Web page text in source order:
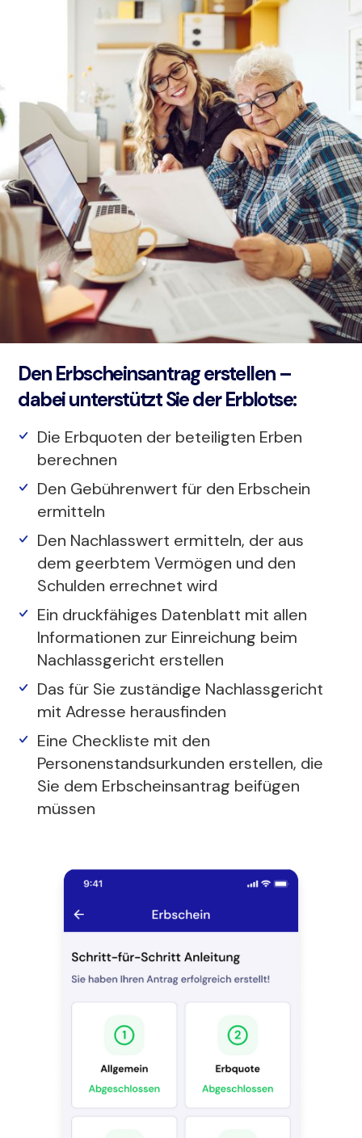
Den Erbscheinsantrag erstellen –
dabei unterstützt Sie der Erblotse:
Die Erbquoten der beteiligten Erben
berechnen
Den Gebührenwert für den Erbschein
ermitteln
Den Nachlasswert ermitteln, der aus
dem geerbtem Vermögen und den
Schulden errechnet wird
Ein druckfähiges Datenblatt mit allen
Informationen zur Einreichung beim
Nachlassgericht erstellen
Das für Sie zuständige Nachlassgericht
mit Adresse herausfinden
Eine Checkliste mit den
Personenstandsurkunden erstellen, die
Sie dem Erbscheinsantrag beifügen
müssen